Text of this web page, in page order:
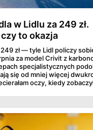
w Lidlu za 249 zł.
to okazja
zł — tyle Lidl policzy
za model Crivit z
specjalistycznych
się od mniej więcej
oczy, kiedy
sport w Polsce: kortów
jeszcze szybciej.
za te pieniądze i komu taka